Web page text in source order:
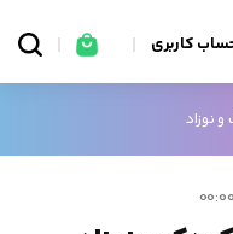
کاربری
نوزاد